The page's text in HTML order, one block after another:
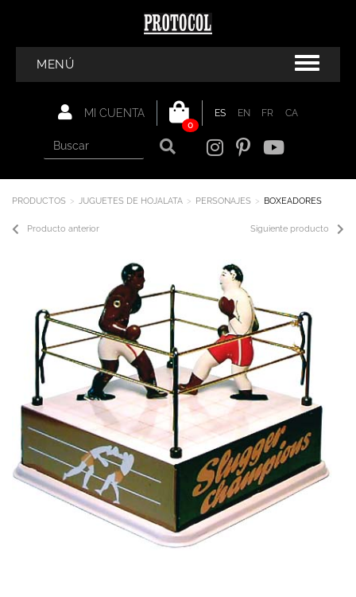
MENÚ
ES EN FR
CA
0
MI CUENTA
PRODUCTOS JUGUETES DE HOJALATA PERSONAJES BOXEADORES
Siguiente producto
Producto anterior